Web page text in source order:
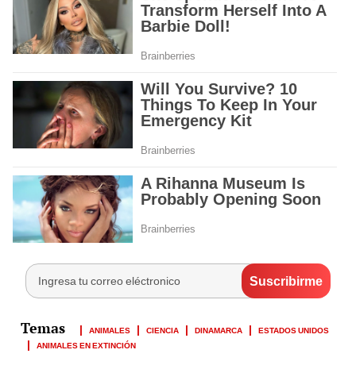
ANIMALES CIENCIA DINAMARCA
ESTADOS UNIDOS
ANIMALES EN EXTINCIÓN